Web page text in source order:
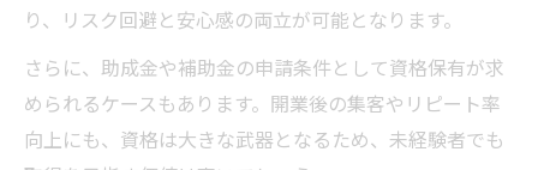
り、リスク回避と安心感の両立が可能となります。
さらに、助成金や補助金の申請条件として資格保有が求
められるケースもあります。開業後の集客やリピート率
向上にも、資格は大きな武器となるため、未経験者でも